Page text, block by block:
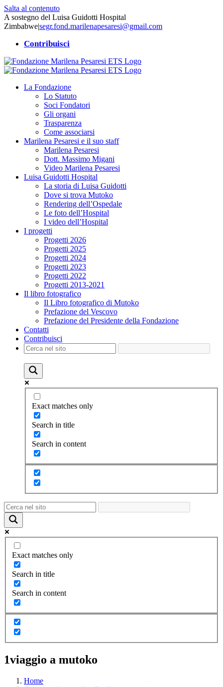
Salta al contenuto
A sostegno del Luisa Guidotti Hospital
Zimbabwe|segr.fond.marilenapesaresi@gmail.com
Contribuisci
La Fondazione
Lo Statuto
Soci Fondatori
Gli organi
Trasparenza
Come associarsi
Marilena Pesaresi e il suo staff
Marilena Pesaresi
Dott. Massimo Migani
Video Marilena Pesaresi
Luisa Guidotti Hospital
La storia di Luisa Guidotti
Dove si trova Mutoko
Rendering dell’Ospedale
Le foto dell’Hospital
I video dell’Hospital
I progetti
Progetti 2026
Progetti 2025
Progetti 2024
Progetti 2023
Progetti 2022
Progetti 2013-2021
Il libro fotografico
Il Libro fotografico di Mutoko
Prefazione del Vescovo
Prefazione del Presidente della Fondazione
Contatti
Contribuisci
Exact matches only
Search in title
Search in content
Exact matches only
Search in title
Search in content
1viaggio a mutoko
Home